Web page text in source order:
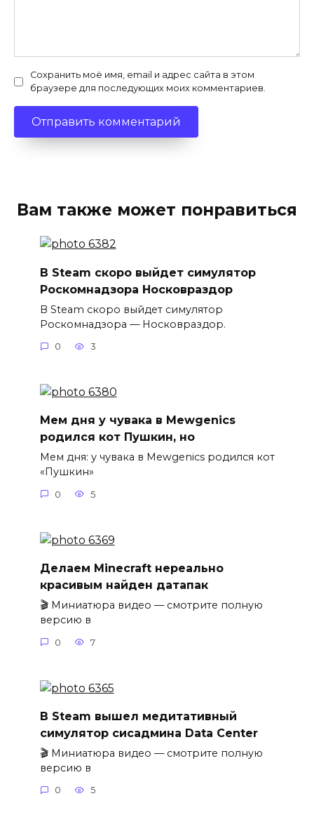
Сохранить моё имя, email и адрес сайта в этом
браузере для последующих моих комментариев.
Вам также может понравиться
В Steam скоро выйдет симулятор
Роскомнадзора Носковраздор
В Steam скоро выйдет симулятор
Роскомнадзора — Носковраздор.
0 3
Мем дня у чувака в Mewgenics
родился кот Пушкин, но
Мем дня: у чувака в Mewgenics родился кот
«Пушкин»
0 5
Делаем Minecraft нереально
красивым найден датапак
🎬 Миниатюра видео — смотрите полную
версию в
0 7
В Steam вышел медитативный
симулятор сисадмина Data Center
🎬 Миниатюра видео — смотрите полную
версию в
0 5